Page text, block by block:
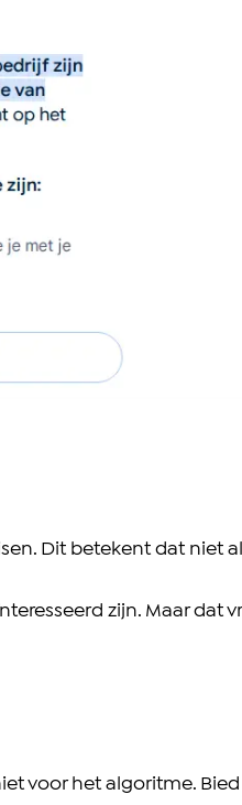
Dit betekent dat niet
zijn. Maar dat
voor het algoritme.